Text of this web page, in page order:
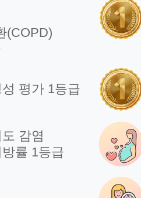
(COPD)
평가 1등급
감염
률 1등급